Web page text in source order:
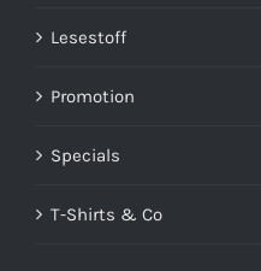
Lesestoff
Promotion
Specials
T-Shirts & Co